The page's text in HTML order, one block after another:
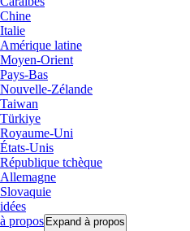
Chine
Italie
Amérique latine
Moyen-Orient
Pays-Bas
Nouvelle-Zélande
Taiwan
Türkiye
Royaume-Uni
États-Unis
République tchèque
Allemagne
Slovaquie
idées
à propos Expand à propos